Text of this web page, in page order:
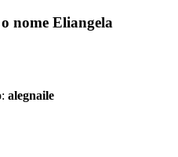
o nome Eliangela
alegnaile